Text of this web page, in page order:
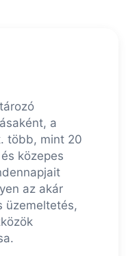
a
több, mint 20
közepes
az akár
üzemeltetés,